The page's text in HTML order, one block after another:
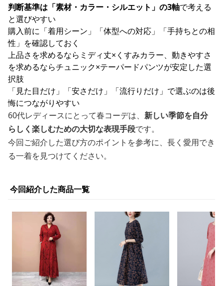
判断基準は「素材・カラー・シルエット」の3軸で考える
と選びやすい
購入前に「着用シーン」「体型への対応」「手持ちとの相
性」を確認しておく
上品さを求めるならミディ丈×くすみカラー、動きやすさ
を求めるならチュニック×テーパードパンツが安定した選
択肢
「見た目だけ」「安さだけ」「流行りだけ」で選ぶのは後
悔につながりやすい
60代レディースにとって春コーデは、 新しい季節を自分
らしく楽しむための大切な表現手段です。
今回ご紹介した選び方のポイントを参考に、長く愛用でき
る一着を見つけてください。
今回紹介した商品一覧